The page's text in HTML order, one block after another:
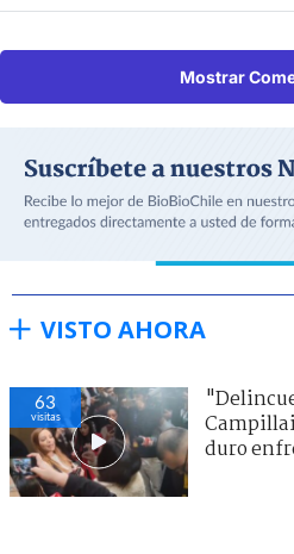
Mostrar
VISTO AHORA
63
visitas
duro